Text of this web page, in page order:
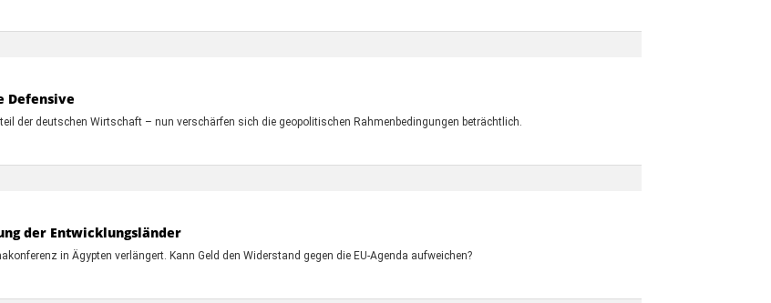
Defensive
der deutschen Wirtschaft – nun verschärfen sich die geopolitischen Rahmenbedingungen beträchtlich.
der Entwicklungsländer
in Ägypten verlängert. Kann Geld den Widerstand gegen die EU-Agenda aufweichen?